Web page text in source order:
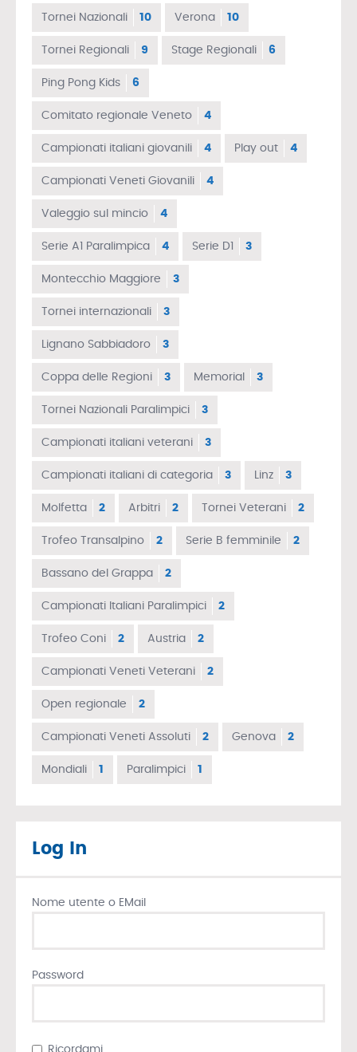
Tornei Nazionali 10 Verona 10
Tornei Regionali 9 Stage Regionali 6
Ping Pong Kids 6
Comitato regionale Veneto 4
Campionati italiani giovanili 4 Play out 4
Campionati Veneti Giovanili 4
Valeggio sul mincio 4
Serie A1 Paralimpica 4 Serie D1 3
Montecchio Maggiore 3
Tornei internazionali 3
Lignano Sabbiadoro 3
Coppa delle Regioni 3 Memorial 3
Tornei Nazionali Paralimpici 3
Campionati italiani veterani 3
Campionati italiani di categoria 3 Linz 3
Molfetta 2 Arbitri 2 Tornei Veterani 2
Trofeo Transalpino 2 Serie B femminile 2
Bassano del Grappa 2
Campionati Italiani Paralimpici 2
Trofeo Coni 2 Austria 2
Campionati Veneti Veterani 2
Open regionale 2
Campionati Veneti Assoluti 2 Genova 2
Mondiali 1 Paralimpici 1
Log In
Nome utente o EMail
Password
Ricordami